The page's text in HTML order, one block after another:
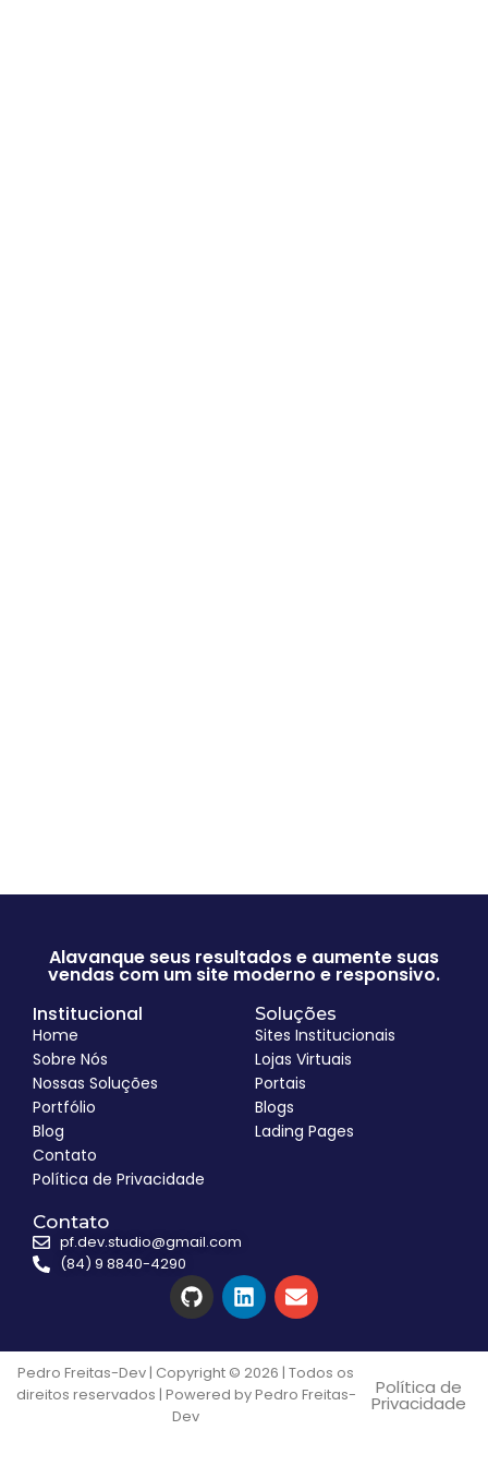
Alavanque seus resultados e aumente suas
vendas com um site moderno e responsivo.
Institucional
Home
Sobre Nós
Nossas Soluções
Portfólio
Blog
Contato
Política de Privacidade
Soluções
Sites Institucionais
Lojas Virtuais
Portais
Blogs
Lading Pages
Contato
pf.dev.studio@gmail.com
(84) 9 8840-4290
Pedro Freitas-Dev | Copyright © 2026 | Todos os
direitos reservados | Powered by Pedro Freitas-
Dev
Política de
Privacidade